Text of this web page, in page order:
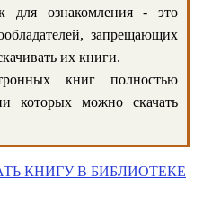
для ознакомления - это
запрещающих
их книги.
книг полностью
которых можно скачать
КНИГУ В БИБЛИОТЕКЕ